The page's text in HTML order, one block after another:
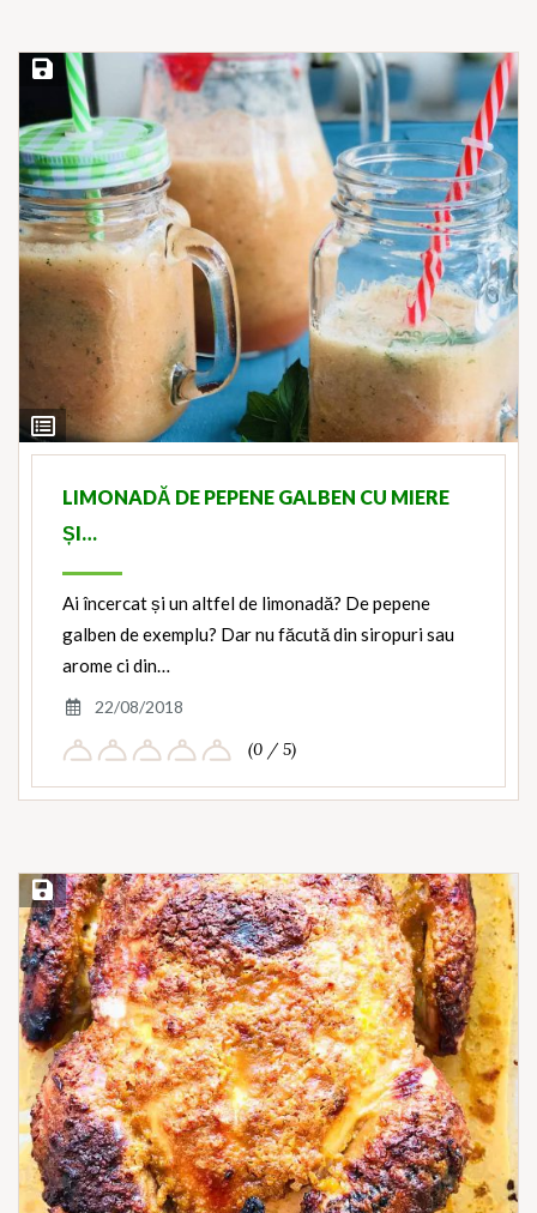
View
Ingredients
Save Recipe
LIMONADĂ DE PEPENE GALBEN CU MIERE
ȘI…
Ai încercat și un altfel de limonadă? De pepene
galben de exemplu? Dar nu făcută din siropuri sau
arome ci din…
22/08/2018
(0 / 5)
Save Recipe